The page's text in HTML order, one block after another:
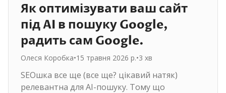
Як оптимізувати ваш сайт
під AI в пошуку Google,
радить сам Google.
Олеся Коробка•15 травня 2026 р.•3 хв
SEOшка все ще (все ще? цікавий натяк)
релевантна для AI-пошуку. Тому що